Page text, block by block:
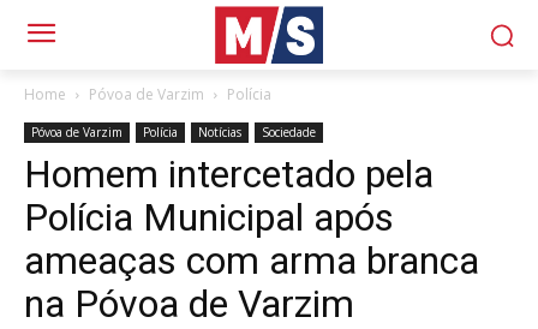
Home Póvoa de Varzim Polícia
Póvoa de Varzim Polícia Notícias Sociedade
Homem intercetado pela
Polícia Municipal após
ameaças com arma branca
na Póvoa de Varzim